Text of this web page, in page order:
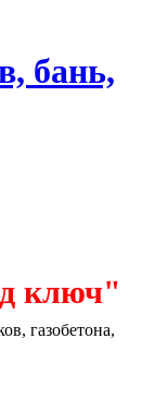
бань,
ключ"
газобетона,